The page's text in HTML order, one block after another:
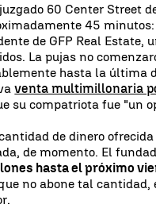
60 Center Street
45
de GFP Real Estate,
La pujas no
hasta la última
venta multimillonaria
su compatriota fue "un
de dinero
de momento. El
hasta el próximo
no abone tal cantidad,